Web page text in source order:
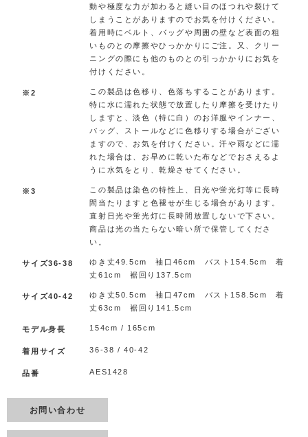
動や極度な力が加わると縫い目のほつれや裂けて
しまうことがありますのでお気を付けください。
着用時にベルト、バッグや周囲の壁など表面の粗
いものとの摩擦やひっかかりにご注。又、クリー
ニングの際にも他のものとの引っかかりにお気を
付けください。
※2
この製品は色移り、色落ちすることがあります。
特に水に濡れた状態で放置したり摩擦を受けたり
しますと、淡色（特に白）のお洋服やインナー、
バッグ、ストールなどに色移りする場合がござい
ますので、お気を付けください。汗や雨などに濡
れた場合は、お早めに乾いた布などでおさえるよ
うに水気をとり、乾燥させてください。
※3
この製品は染色の特性上、日光や蛍光灯等に長時
間当たりますと色褪せが生じる場合があります。
直射日光や蛍光灯に長時間放置しないで下さい。
商品は光の当たらない暗い所で保管してくださ
い。
サイズ36-38
ゆき丈49.5cm 袖口46cm バスト154.5cm 着
丈61cm 裾回り137.5cm
サイズ40-42
ゆき丈50.5cm 袖口47cm バスト158.5cm 着
丈63cm 裾回り141.5cm
モデル身長 154cm / 165cm
着用サイズ 36-38 / 40-42
品番 AES1428
お問い合わせ